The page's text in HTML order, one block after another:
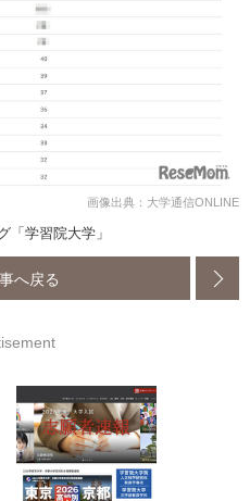
画像出典：大学通信ONLINE
「学習院大学」
へ戻る